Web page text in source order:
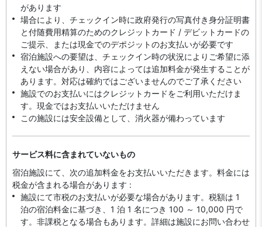
があります
場合により、チェックイン時に政府発行の写真付き身分証明書
と付随費用精算のためのクレジットカード / デビットカードの
ご提示、または現金でのデポジットのお支払いが必要です
宿泊施設への要望は、チェックイン時の状況によりご希望に添
えない場合があり、内容によっては追加料金が発生することが
あります。対応は確約ではございませんのでご了承ください
施設でのお支払いにはクレジットカードをご利用いただけま
す。現金ではお支払いいただけません
この施設には安全設備として、消火器が備わっています
サービス料に含まれていないもの
宿泊施設にて、次の追加料金をお支払いいただきます。料金には
税金が含まれる場合があります :
施設にて市税のお支払いが必要な場合があります。税額は 1
泊の宿泊料金に基づき、1 泊 1 名につき 100 ～ 10,000 円で
す。非課税となる場合もあります。詳細は施設にお問い合わせ